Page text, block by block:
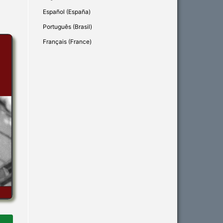
Español (España)
Português (Brasil)
Français (France)